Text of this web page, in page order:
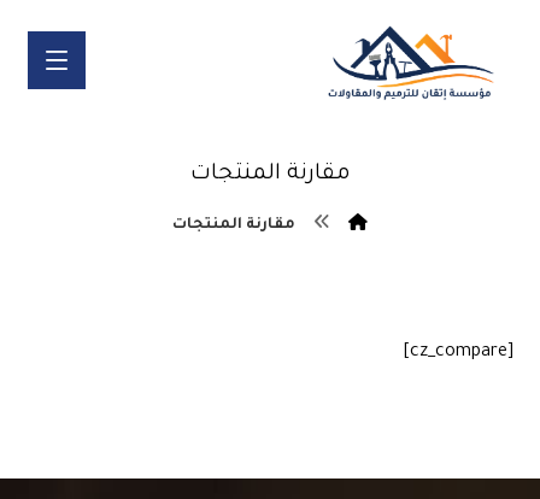
مقارنة المنتجات
مقارنة المنتجات
[cz_compare]